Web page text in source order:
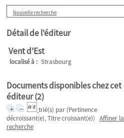
Nouvelle recherche
Détail de l'éditeur
Vent d'Est
localisé à : Strasbourg
Documents disponibles chez cet
éditeur (2)
trié(s) par (Pertinence
décroissant(e), Titre croissant(e)) Affiner la
recherche